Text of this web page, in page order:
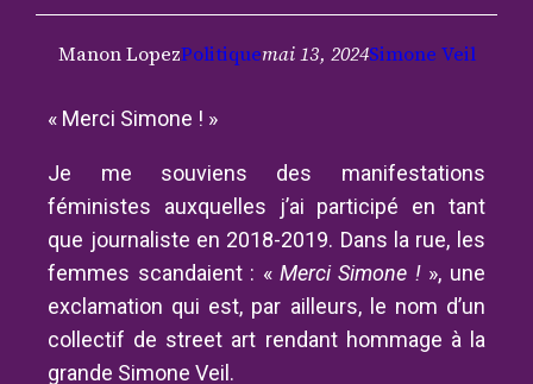
Manon LopezPolitiquemai 13, 2024Simone Veil
« Merci Simone ! »
Je me souviens des manifestations
féministes auxquelles j’ai participé en tant
que journaliste en 2018-2019. Dans la rue, les
femmes scandaient : « Merci Simone ! », une
exclamation qui est, par ailleurs, le nom d’un
collectif de street art rendant hommage à la
grande Simone Veil.